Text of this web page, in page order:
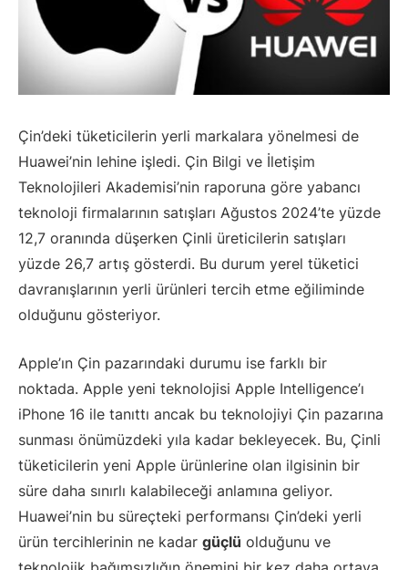
Çin’deki tüketicilerin yerli markalara yönelmesi de
Huawei’nin lehine işledi. Çin Bilgi ve İletişim
Teknolojileri Akademisi’nin raporuna göre yabancı
teknoloji firmalarının satışları Ağustos 2024’te yüzde
12,7 oranında düşerken Çinli üreticilerin satışları
yüzde 26,7 artış gösterdi. Bu durum yerel tüketici
davranışlarının yerli ürünleri tercih etme eğiliminde
olduğunu gösteriyor.
Apple’ın Çin pazarındaki durumu ise farklı bir
noktada. Apple yeni teknolojisi Apple Intelligence’ı
iPhone 16 ile tanıttı ancak bu teknolojiyi Çin pazarına
sunması önümüzdeki yıla kadar bekleyecek. Bu, Çinli
tüketicilerin yeni Apple ürünlerine olan ilgisinin bir
süre daha sınırlı kalabileceği anlamına geliyor.
Huawei’nin bu süreçteki performansı Çin’deki yerli
ürün tercihlerinin ne kadar güçlü olduğunu ve